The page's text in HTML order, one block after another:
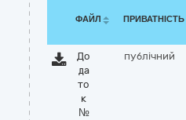
ФАЙЛ ПРИВАТНІСТЬ
До
да
то
к
№
публічний